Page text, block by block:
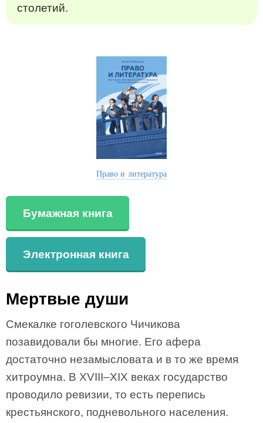
столетий.
Право и литература
Бумажная книга
Электронная книга
Мертвые души
Смекалке гоголевского Чичикова
позавидовали бы многие. Его афера
достаточно незамысловата и в то же время
хитроумна. В XVIII–XIX веках государство
проводило ревизии, то есть перепись
крестьянского, подневольного населения.